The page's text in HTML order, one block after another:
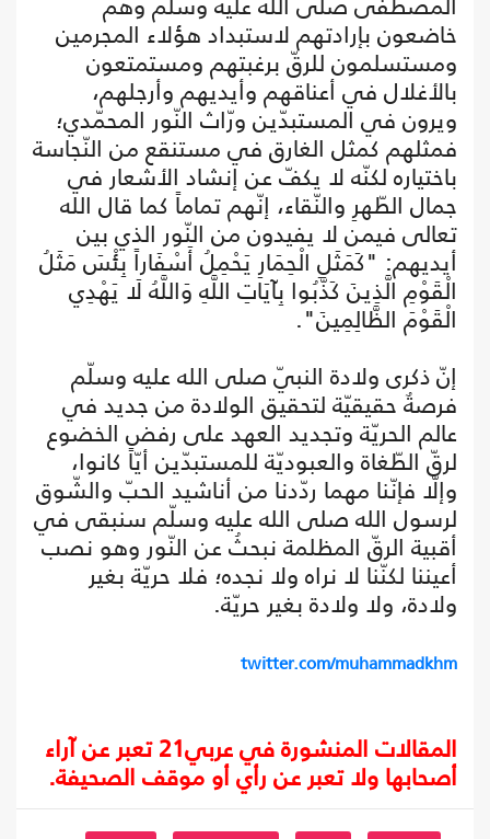
خاضعون بإرادتهم لاستبداد هؤلاء المجرمين
‏ومستسلمون للرقّ برغبتهم ومستمتعون
بالأغلال في أعناقهم وأيديهم وأرجلهم،
ويرون في المستبدّين ورّاث النّور المحمّدي؛
فمثلهم كمثل الغارق في مستنقع من النّجاسة
باختياره لكنّه لا يكفّ عن إنشاد الأشعار في
جمال الطّهرِ والنّقاء، إنّهم تماماً كما قال الله
تعالى فيمن لا يفيدون من النّور الذي بين
أيديهم: "كَمَثَلِ الْحِمَارِ يَحْمِلُ أَسْفَاراً بِئْسَ مَثَلُ
الْقَوْمِ الَّذِينَ كَذَّبُوا بِآيَاتِ اللَّهِ وَاللَّهُ لَا يَهْدِي
الْقَوْمَ الظَّالِمِينَ".
إنّ ذكرى ولادة النبيّ صلى الله عليه وسلّم
فرصةٌ حقيقيّة لتحقيق الولادة من جديد في
عالم الحريّة وتجديد العهد على رفض الخضوع
لرقّ الطّغاة والعبوديّة للمستبدّين أيّاً كانوا،
وإلّا فإنّنا مهما ردّدنا من أناشيد الحبّ والشّوق
لرسول الله صلى الله عليه وسلّم سنبقى في
أقبية الرقّ المظلمة نبحثُ عن النّور وهو نصب
أعيننا لكنّنا لا نراه ولا نجده؛ فلا حريّة بغير
ولادة، ولا ولادة بغير حريّة.
twitter.com/muhammadkhm
المقالات المنشورة في عربي21 تعبر عن آراء
أصحابها ولا تعبر عن رأي أو موقف الصحيفة.